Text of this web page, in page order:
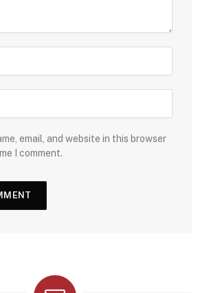
email, and website in this browser
I comment.